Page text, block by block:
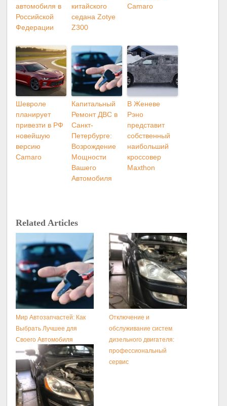
автомобиля в
Российской
Федерации
китайского
седана Zotye
Z300
Camaro
Шевроле
планирует
привезти в РФ
новейшую
версию
Camaro
Капитальный
Ремонт ДВС в
Санкт-
Петербурге:
Возрождение
Мощности
Вашего
Автомобиля
В Женеве
Рэно
представит
собственный
наибольший
кроссовер
Maxthon
Related Articles
Мир Автозапчастей: Как
Выбрать Лучшее для
Своего Автомобиля
Отключение и
обслуживание систем
дизельного двигателя:
профессиональный
сервис